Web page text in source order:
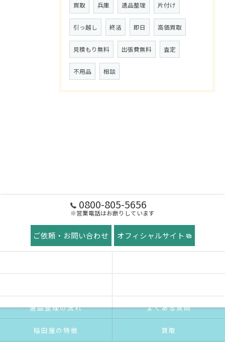
買取 兵庫 遺品整理 片付け
引っ越し 終活 即日 高価買取
見積もり無料 出張費無料 査定
不用品 相談
0800-805-5656
※営業電話はお断りしています
ご依頼・お問い合わせ オフィシャルサイト
遺品整理の流れ よくある質問
稲田屋の特徴 買取